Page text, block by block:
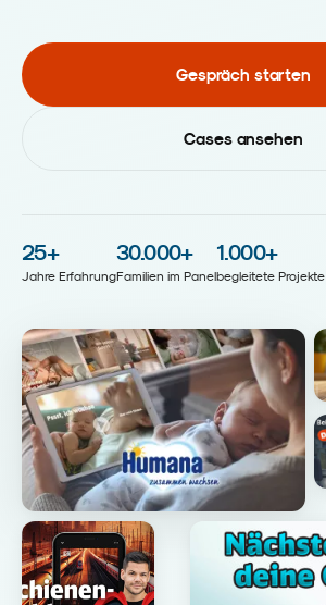
Gespräch starten
Cases ansehen
25+
Jahre Erfahrung
30.000+
Familien im Panel
1.000+
begleitete Projekte